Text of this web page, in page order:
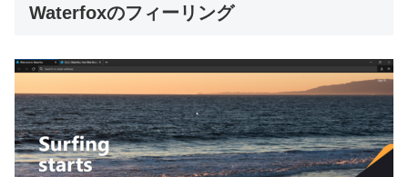
Waterfoxのフィーリング